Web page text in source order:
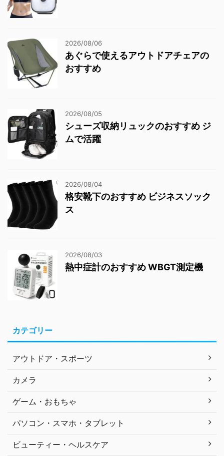
2026/08/06
あぐらで使えるアウトドアチェアの
おすすめ
2026/08/05
シューズ収納リュックのおすすめ ジ
ムで活躍
2026/08/04
格安靴下のおすすめ ビジネスソック
ス
2026/08/03
熱中症計のおすすめ WBGT測定機
カテゴリー
アウトドア・スポーツ
カメラ
ゲーム・おもちゃ
パソコン・スマホ・タブレット
ビューティー・ヘルスケア